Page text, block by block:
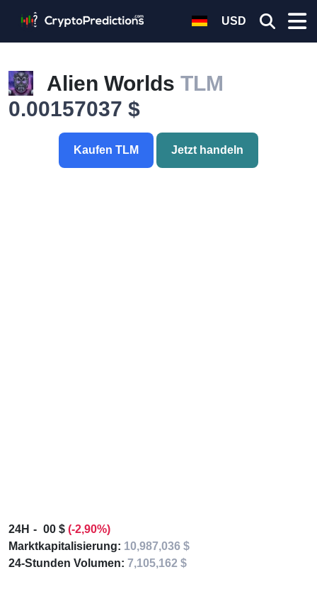
USD
Alien Worlds TLM
0.00157037 $
Kaufen TLM Jetzt handeln
24H 00 $ (-2,90%)
Marktkapitalisierung: 10,987,036 $
24-Stunden Volumen: 7,105,162 $